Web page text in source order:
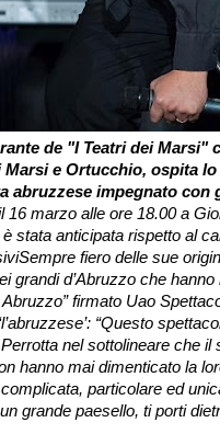
de "I Teatri dei Marsi"
e Ortucchio, ospita
abruzzese impegnato con
16 marzo alle ore 18.00 a
stata anticipata rispetto al
Sempre fiero delle sue
grandi d’Abruzzo che
firmato Uao
“Questo
nel sottolineare che il
hanno mai dimenticato la
particolare ed
grande paesello, ti porti